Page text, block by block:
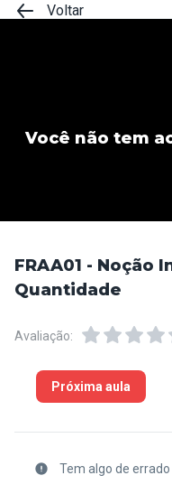
Voltar
Você não tem
FRAA01 - Noção
Quantidade
Avaliação:
Próxima aula
Tem algo de